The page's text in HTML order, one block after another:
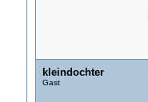
kleindochter
Gast